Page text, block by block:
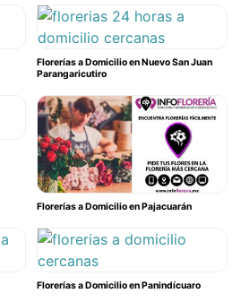
Florerías a Domicilio en Nuevo San Juan
Parangaricutiro
Florerías a Domicilio en Pajacuarán
Florerías a Domicilio en Panindícuaro